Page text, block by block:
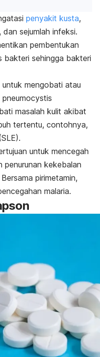
penyakit kusta,
sejumlah infeksi.
pembentukan
bakteri sehingga bakteri
mengobati atau
pneumocystis
masalah kulit akibat
tertentu, contohnya,
untuk mencegah
penurunan kekebalan
pirimetamin,
malaria.